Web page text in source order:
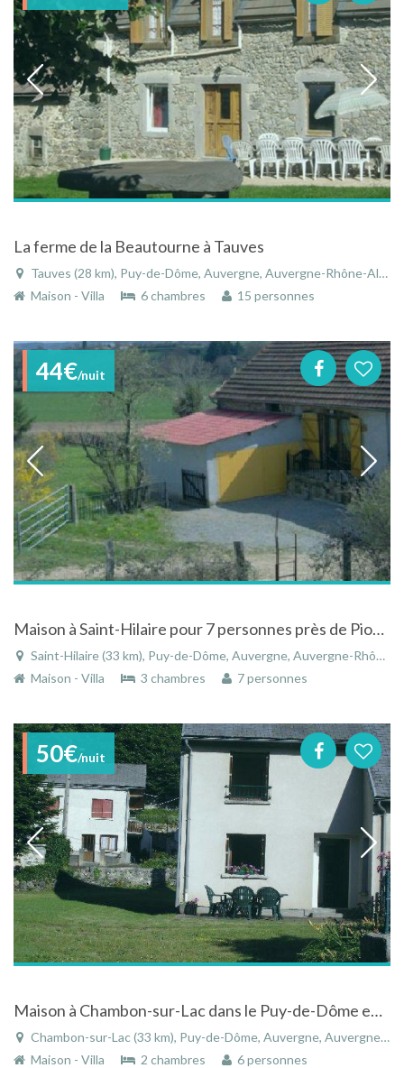
La ferme de la Beautourne à Tauves
Tauves (28 km), Puy-de-Dôme, Auvergne, Auvergne-Rhône-Alpes, France
Maison - Villa
6 chambres 15 personnes
44€/nuit
Maison à Saint-Hilaire pour 7 personnes près de Pionsat en Puy-de-Dôme en Auvergne
Saint-Hilaire (33 km), Puy-de-Dôme, Auvergne, Auvergne-Rhône-Alpes, France
Maison - Villa
3 chambres 7 personnes
50€/nuit
Maison à Chambon-sur-Lac dans le Puy-de-Dôme en Auvergne dans un beau petit village
Chambon-sur-Lac (33 km), Puy-de-Dôme, Auvergne, Auvergne-Rhône-Alpes, France
Maison - Villa
2 chambres 6 personnes